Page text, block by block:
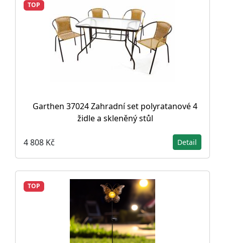
TOP
Garthen 37024 Zahradní set polyratanové 4
židle a skleněný stůl
4 808 Kč Detail
TOP